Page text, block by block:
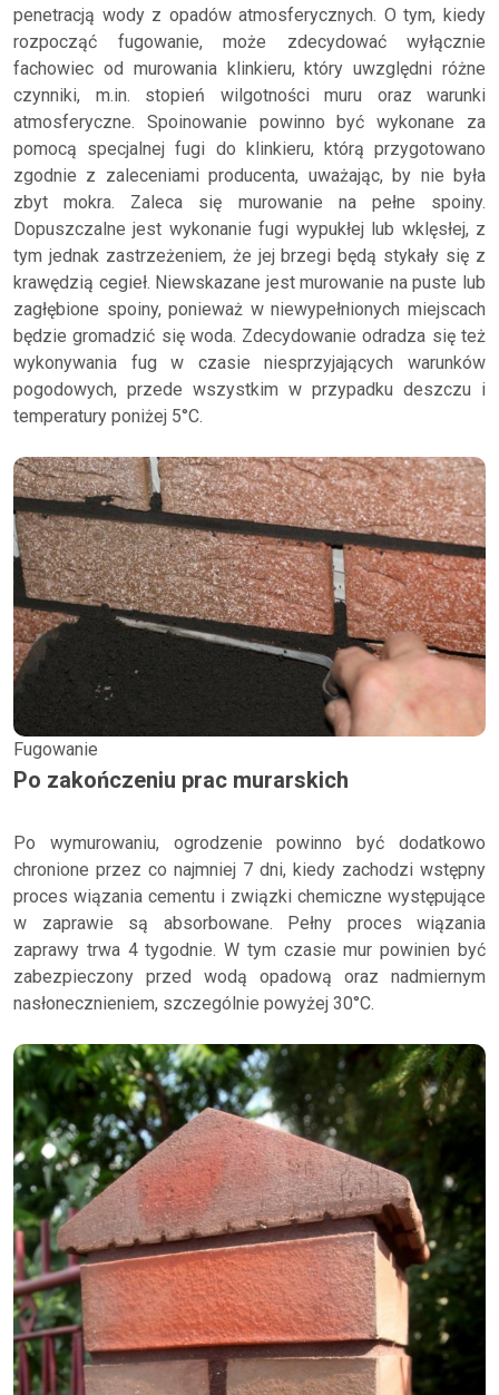
penetracją wody z opadów atmosferycznych. O tym, kiedy
rozpocząć fugowanie, może zdecydować wyłącznie
fachowiec od murowania klinkieru, który uwzględni różne
czynniki, m.in. stopień wilgotności muru oraz warunki
atmosferyczne. Spoinowanie powinno być wykonane za
pomocą specjalnej fugi do klinkieru, którą przygotowano
zgodnie z zaleceniami producenta, uważając, by nie była
zbyt mokra. Zaleca się murowanie na pełne spoiny.
Dopuszczalne jest wykonanie fugi wypukłej lub wklęsłej, z
tym jednak zastrzeżeniem, że jej brzegi będą stykały się z
krawędzią cegieł. Niewskazane jest murowanie na puste lub
zagłębione spoiny, ponieważ w niewypełnionych miejscach
będzie gromadzić się woda. Zdecydowanie odradza się też
wykonywania fug w czasie niesprzyjających warunków
pogodowych, przede wszystkim w przypadku deszczu i
temperatury poniżej 5°C.
Fugowanie
Po zakończeniu prac murarskich
Po wymurowaniu, ogrodzenie powinno być dodatkowo
chronione przez co najmniej 7 dni, kiedy zachodzi wstępny
proces wiązania cementu i związki chemiczne występujące
w zaprawie są absorbowane. Pełny proces wiązania
zaprawy trwa 4 tygodnie. W tym czasie mur powinien być
zabezpieczony przed wodą opadową oraz nadmiernym
nasłonecznieniem, szczególnie powyżej 30°C.